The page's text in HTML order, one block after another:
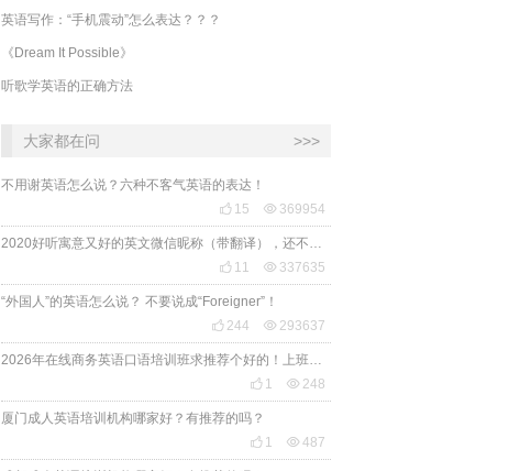
英语写作：“手机震动”怎么表达？？？
《Dream It Possible》
听歌学英语的正确方法
大家都在问 >>>
不用谢英语怎么说？六种不客气英语的表达！
 15  369954
 11  337635
“外国人”的英语怎么说？ 不要说成“Foreigner”！
 244  293637
 1  248
厦门成人英语培训机构哪家好？有推荐的吗？
 1 487